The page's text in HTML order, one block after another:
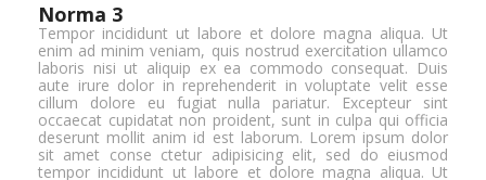
Norma 3
Tempor incididunt ut labore et dolore magna aliqua. Ut
enim ad minim veniam, quis nostrud exercitation ullamco
laboris nisi ut aliquip ex ea commodo consequat. Duis
aute irure dolor in reprehenderit in voluptate velit esse
cillum dolore eu fugiat nulla pariatur. Excepteur sint
occaecat cupidatat non proident, sunt in culpa qui officia
deserunt mollit anim id est laborum. Lorem ipsum dolor
sit amet conse ctetur adipisicing elit, sed do eiusmod
tempor incididunt ut labore et dolore magna aliqua. Ut